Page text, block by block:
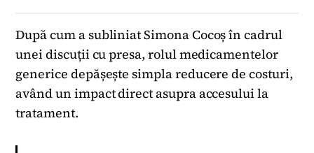
După cum a subliniat Simona Cocoș în cadrul
unei discuții cu presa, rolul medicamentelor
generice depășește simpla reducere de costuri,
având un impact direct asupra accesului la
tratament.